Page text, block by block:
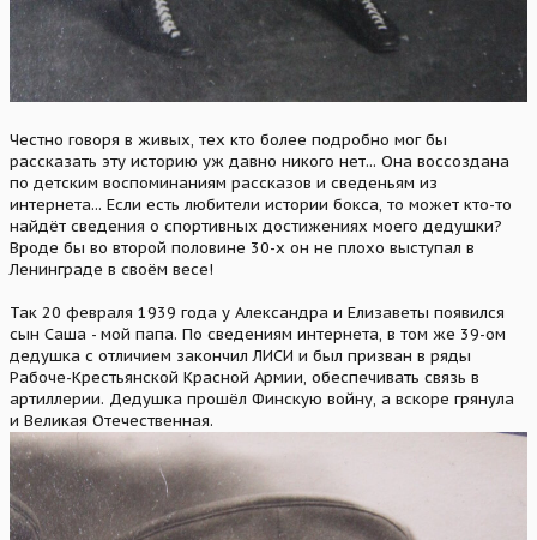
Честно говоря в живых, тех кто более подробно мог бы
рассказать эту историю уж давно никого нет... Она воссоздана
по детским воспоминаниям рассказов и сведеньям из
интернета... Если есть любители истории бокса, то может кто-то
найдёт сведения о спортивных достижениях моего дедушки?
Вроде бы во второй половине 30-х он не плохо выступал в
Ленинграде в своём весе!
Так 20 февраля 1939 года у Александра и Елизаветы появился
сын Саша - мой папа. По сведениям интернета, в том же 39-ом
дедушка с отличием закончил ЛИСИ и был призван в ряды
Рабоче-Крестьянской Красной Армии, обеспечивать связь в
артиллерии. Дедушка прошёл Финскую войну, а вскоре грянула
и Великая Отечественная.